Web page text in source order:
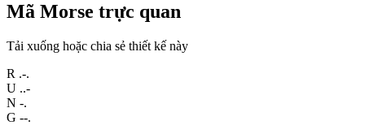
Mã Morse trực quan
Tải xuống hoặc chia sẻ thiết kế này
R .-.
U ..-
N -.
G --.